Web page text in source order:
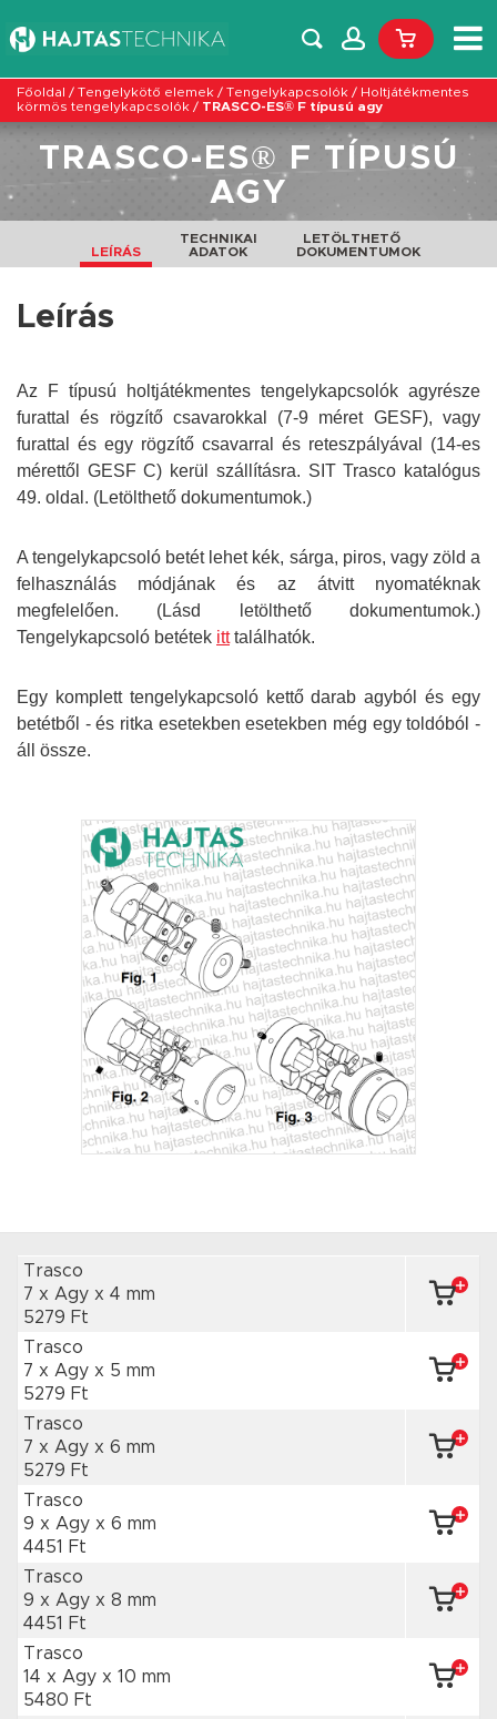
Főoldal / Tengelykötő elemek / Tengelykapcsolók / Holtjátékmentes
körmös tengelykapcsolók / TRASCO-ES® F típusú agy
TRASCO-ES® F TÍPUSÚ
AGY
LEÍRÁS
TECHNIKAI
ADATOK
LETÖLTHETŐ
DOKUMENTUMOK
Leírás
Az F típusú holtjátékmentes tengelykapcsolók agyrésze
furattal és rögzítő csavarokkal (7-9 méret GESF), vagy
furattal és egy rögzítő csavarral és reteszpályával (14-es
mérettől GESF C) kerül szállításra. SIT Trasco katalógus
49. oldal. (Letölthető dokumentumok.)
A tengelykapcsoló betét lehet kék, sárga, piros, vagy zöld a
felhasználás módjának és az átvitt nyomatéknak
megfelelően. (Lásd letölthető dokumentumok.)
Tengelykapcsoló betétek itttalálhatók.
Egy komplett tengelykapcsoló kettő darab agyból és egy
betétből - és ritka esetekben esetekben még egy toldóból -
áll össze.
Trasco
7 x Agy x 4 mm
5279 Ft
Trasco
7 x Agy x 5 mm
5279 Ft
Trasco
7 x Agy x 6 mm
5279 Ft
Trasco
9 x Agy x 6 mm
4451 Ft
Trasco
9 x Agy x 8 mm
4451 Ft
Trasco
14 x Agy x 10 mm
5480 Ft